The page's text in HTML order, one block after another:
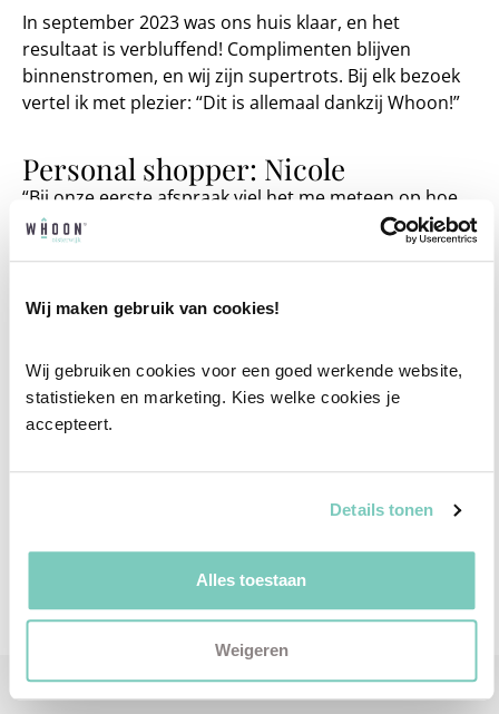
Wij maken gebruik van cookies!
Wij gebruiken cookies voor een goed werkende website,
statistieken en marketing. Kies welke cookies je
accepteert.
Details tonen
Alles toestaan
Weigeren
In september 2023 was ons huis klaar, en het
resultaat is verbluffend! Complimenten blijven
binnenstromen, en wij zijn supertrots. Bij elk bezoek
vertel ik met plezier: “Dit is allemaal dankzij Whoon!”
Personal shopper: Nicole
“Bij onze eerste afspraak viel het me meteen op hoe
goed Wendy voorbereid was! Met plattegronden en
duidelijke wensen gingen we aan de slag, en ik voelde
en ik wilde het warme gevoel van haar gezin echt
We kozen voor Ton sur Ton met verrassende
accenten, zoals gedurfd behang, zonder dat het te
druk werd. Tijdens de tweede afspraak bespraken we
enthousiasme bleef. Het project werd definitief en
afstyling aan huis.
Ik ben ontzettend trots dat we een prachtig, warm
thuis konden creëren. Dat is wat mijn werk zo
bijzonder maakt!